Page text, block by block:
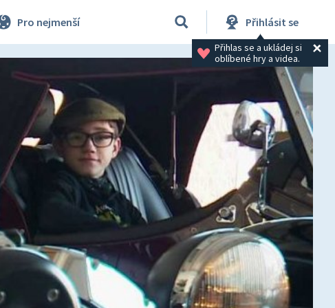
Pro nejmenší Přihlásit se
Přihlas se a ukládej si
oblíbené hry a videa.